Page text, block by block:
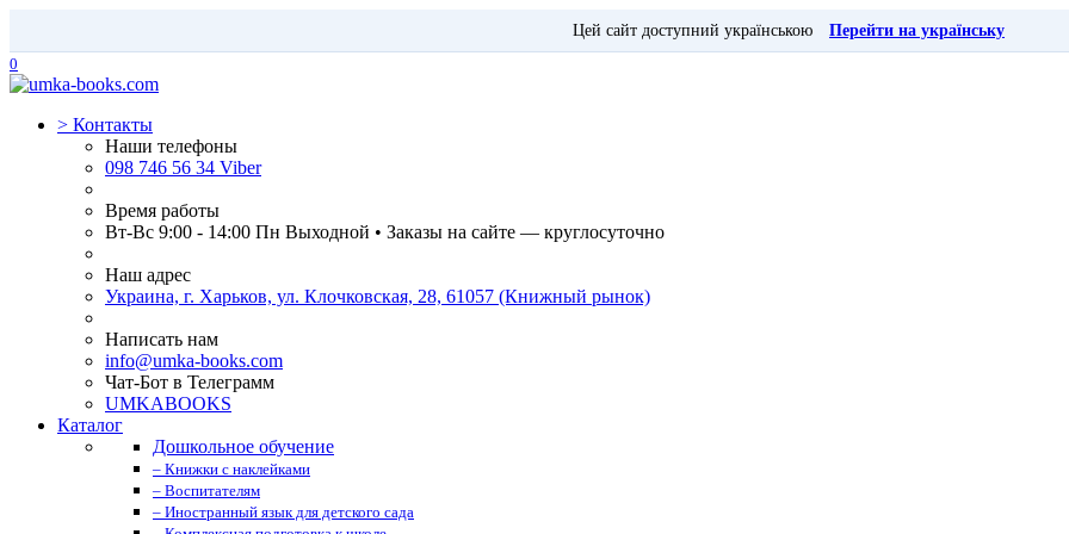
Цей сайт доступний українською
Перейти на українську
0
> Контакты
Наши телефоны
098 746 56 34 Viber
Время работы
Вт-Вс 9:00 - 14:00 Пн Выходной • Заказы на сайте — круглосуточно
Наш адрес
Украина, г. Харьков, ул. Клочковская, 28, 61057 (Книжный рынок)
Написать нам
info@umka-books.com
Чат-Бот в Телеграмм
UMKABOOKS
Каталог
Дошкольное обучение
– Книжки с наклейками
– Воспитателям
– Иностранный язык для детского сада